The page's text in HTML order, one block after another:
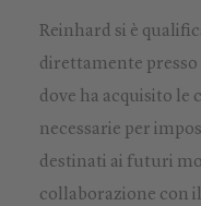
Reinhard si è
direttamente
dove ha acquisito le
necessarie per
destinati ai futuri
collaborazione con